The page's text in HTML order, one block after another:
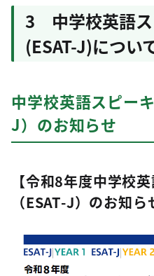
3 中学校英語ス
(ESAT-J)につい
中学校英語スピー
J）のお知らせ
【令和8年度中学校
（ESAT-J）のお知